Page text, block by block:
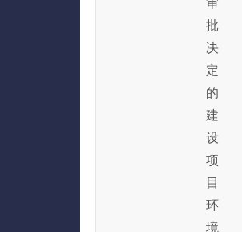
批
决
定
的
建
设
项
目
环
境